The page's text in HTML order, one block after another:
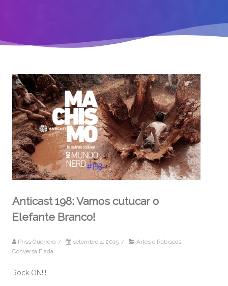
Anticast 198: Vamos cutucar o
Elefante Branco!
Priss Guerrero / setembro 4, 2015 / Artes e Rabiscos
Conversa Fiada
Rock ON!!!